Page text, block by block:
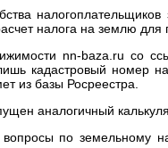
налога на землю для
nn-baza.ru со
кадастровый номер
из базы Росреестра.
аналогичный
по земельному